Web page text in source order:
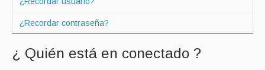
¿Recordar contraseña?
¿ Quién está en conectado ?